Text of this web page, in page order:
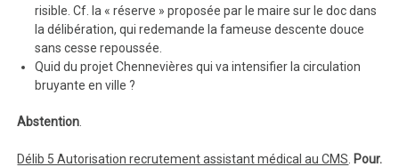
risible. Cf. la « réserve » proposée par le maire sur le doc dans
la délibération, qui redemande la fameuse descente douce
sans cesse repoussée.
Quid du projet Chennevières qui va intensifier la circulation
bruyante en ville ?
Abstention
Délib 5 Autorisation recrutement assistant médical au CMS Pour.